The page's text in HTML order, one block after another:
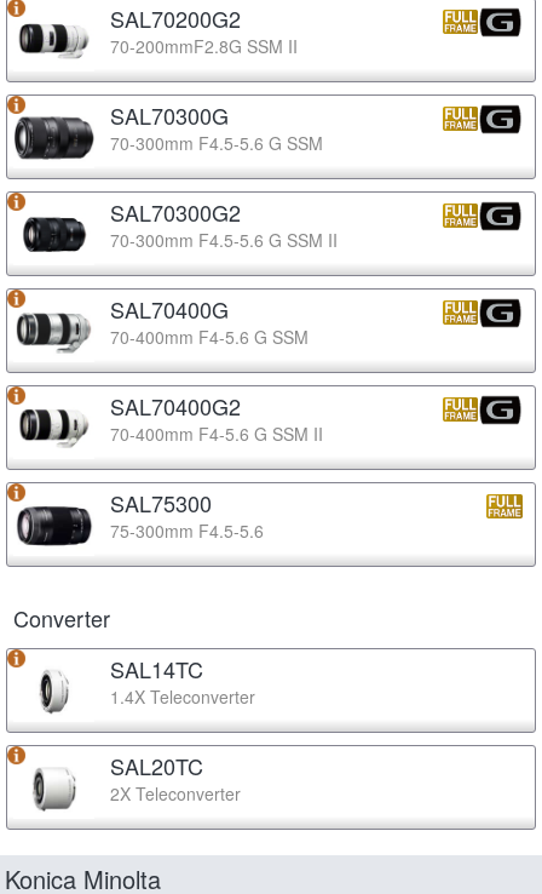
SAL70200G2
70-200mmF2.8G SSM II
SAL70300G
70-300mm F4.5-5.6 G SSM
SAL70300G2
70-300mm F4.5-5.6 G SSM II
SAL70400G
70-400mm F4-5.6 G SSM
SAL70400G2
70-400mm F4-5.6 G SSM II
SAL75300
75-300mm F4.5-5.6
Converter
SAL14TC
1.4X Teleconverter
SAL20TC
2X Teleconverter
Konica Minolta